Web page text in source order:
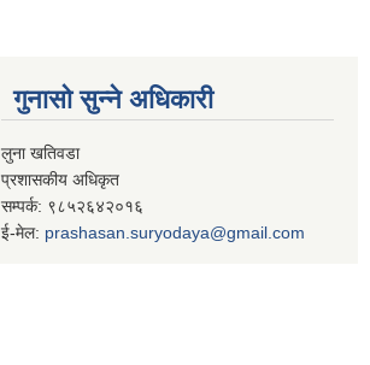
गुनासो सुन्ने अधिकारी
लुना खतिवडा
प्रशासकीय अधिकृत
सम्पर्क: ९८५२६४२०१६
ई-मेल: prashasan.suryodaya@gmail.com